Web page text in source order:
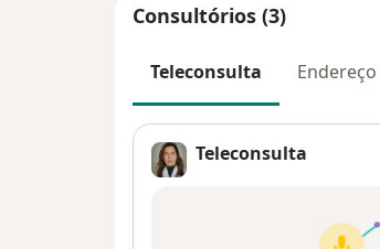
Consultórios (3)
Teleconsulta Endereço
Teleconsulta